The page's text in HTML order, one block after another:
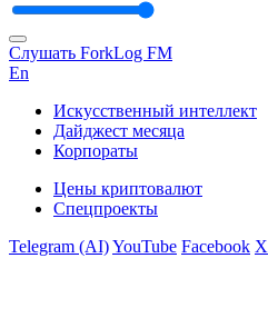
Слушать ForkLog FM
En
Искусственный интеллект
Дайджест месяца
Корпораты
Цены криптовалют
Спецпроекты
Telegram (AI)YouTube Facebook X